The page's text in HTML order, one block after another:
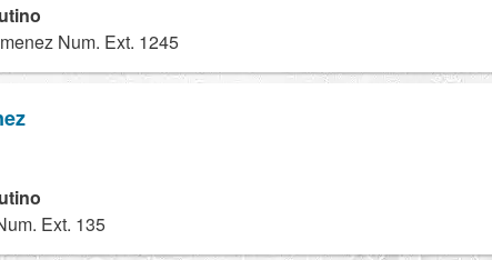
Num. Ext. 1245
Ext. 135